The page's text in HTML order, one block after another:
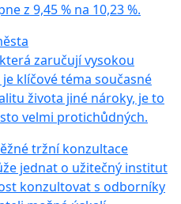
z 9,45 % na 10,23 %.
zaručují vysokou
klíčové téma současné
života jiné nároky, je to
velmi protichůdných.
tržní konzultace
jednat o užitečný institut
konzultovat s odborníky